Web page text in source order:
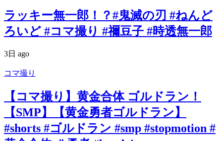
ラッキー無一郎！？#鬼滅の刃 #ねんど
ろいど #コマ撮り #禰豆子 #時透無一郎
3日 ago
コマ撮り
【コマ撮り】黄金合体 ゴルドラン！
【SMP】【黄金勇者ゴルドラン】
#shorts #ゴルドラン #smp #stopmotion #